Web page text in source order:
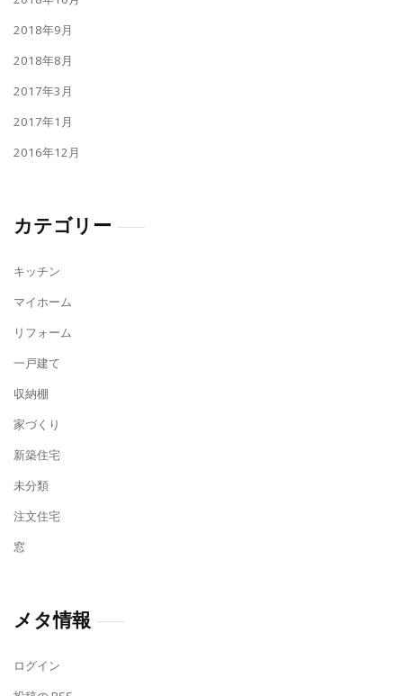
2018年9月
2018年8月
2017年3月
2017年1月
2016年12月
カテゴリー
キッチン
マイホーム
リフォーム
一戸建て
収納棚
家づくり
新築住宅
未分類
注文住宅
窓
メタ情報
ログイン